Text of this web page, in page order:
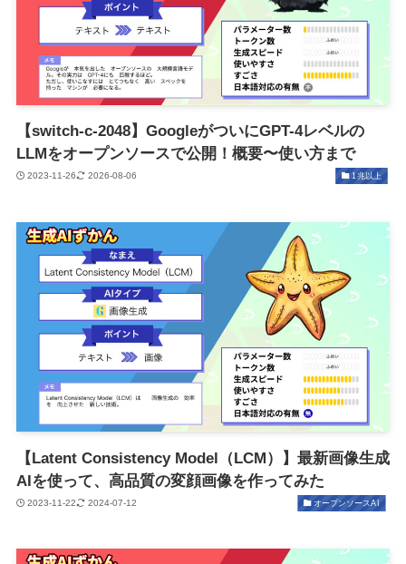
【switch-c-2048】GoogleがついにGPT-4レベルの
LLMをオープンソースで公開！概要〜使い方まで
2023-11-26 2026-08-06 1兆以上
【Latent Consistency Model（LCM）】最新画像生成
AIを使って、高品質の変顔画像を作ってみた
2023-11-22 2024-07-12 オープンソースAI